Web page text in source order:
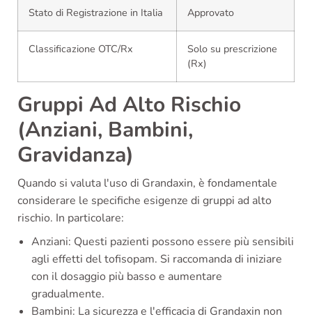
Stato di Registrazione in Italia Approvato
Classificazione OTC/Rx
Solo su prescrizione
(Rx)
Gruppi Ad Alto Rischio
(Anziani, Bambini,
Gravidanza)
Quando si valuta l'uso di Grandaxin, è fondamentale
considerare le specifiche esigenze di gruppi ad alto
rischio. In particolare:
Anziani: Questi pazienti possono essere più sensibili
agli effetti del tofisopam. Si raccomanda di iniziare
con il dosaggio più basso e aumentare
gradualmente.
Bambini: La sicurezza e l'efficacia di Grandaxin non